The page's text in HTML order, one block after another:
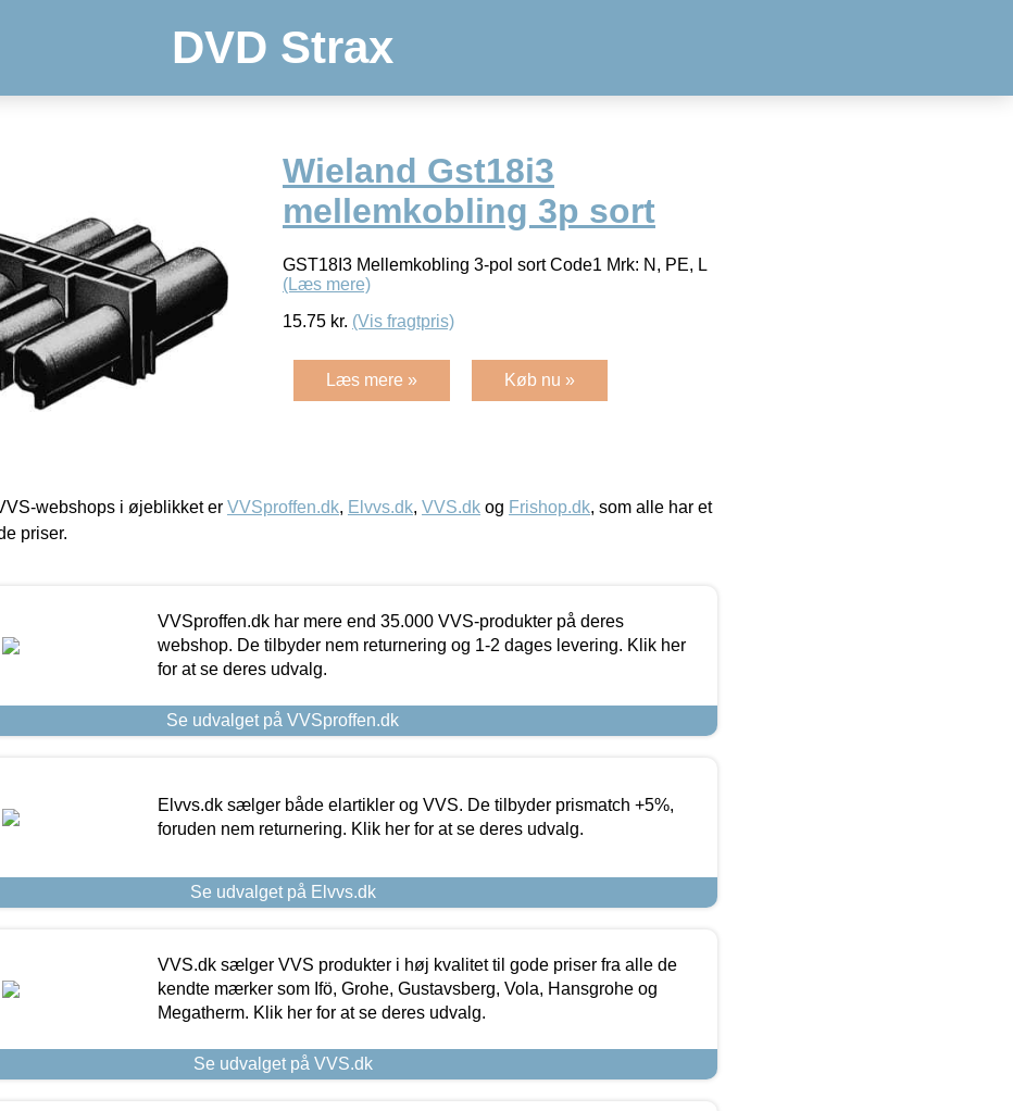
DVD Strax
Wieland Gst18i3
mellemkobling 3p sort
GST18I3 Mellemkobling 3-pol sort Code1 Mrk: N, PE, L
(Læs mere)
15.75 kr. (Vis fragtpris)
Læs mere » Køb nu »
webshops i øjeblikket er VVSproffen.dk, Elvvs.dk, VVS.dk og Frishop.dk, som alle har et
priser.
VVSproffen.dk har mere end 35.000 VVS-produkter på deres
webshop. De tilbyder nem returnering og 1-2 dages levering. Klik her
for at se deres udvalg.
Se udvalget på VVSproffen.dk
Elvvs.dk sælger både elartikler og VVS. De tilbyder prismatch +5%,
foruden nem returnering. Klik her for at se deres udvalg.
Se udvalget på Elvvs.dk
VVS.dk sælger VVS produkter i høj kvalitet til gode priser fra alle de
kendte mærker som Ifö, Grohe, Gustavsberg, Vola, Hansgrohe og
Megatherm. Klik her for at se deres udvalg.
Se udvalget på VVS.dk